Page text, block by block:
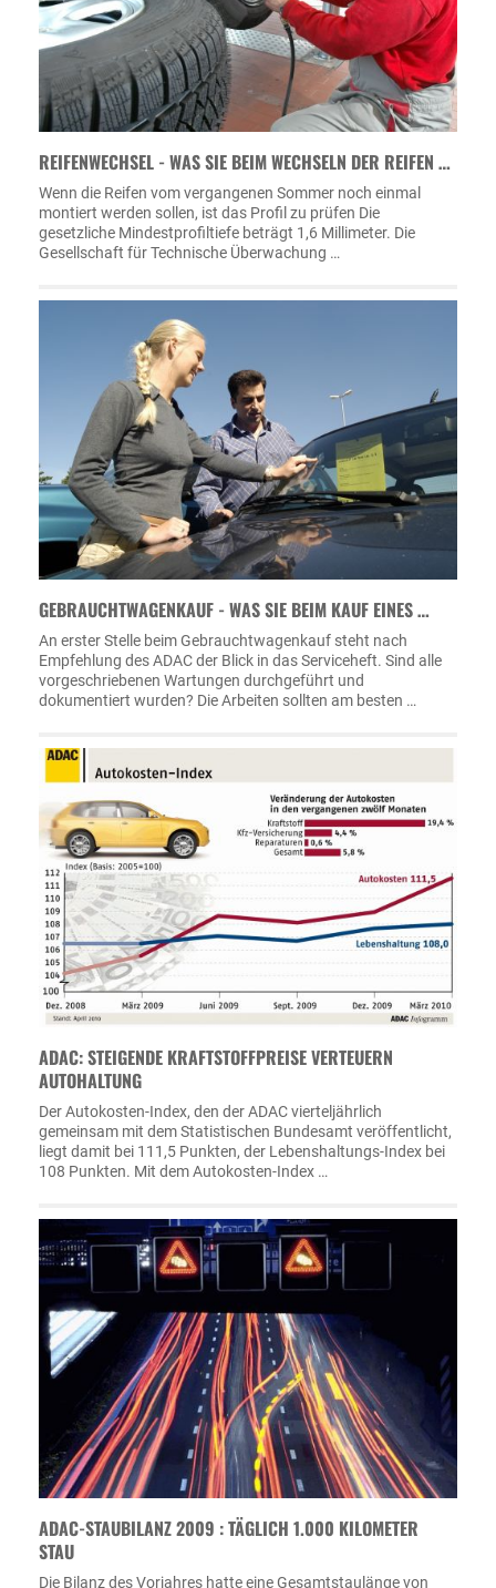
REIFENWECHSEL - WAS SIE BEIM WECHSELN DER REIFEN …
Wenn die Reifen vom vergangenen Sommer noch einmal
montiert werden sollen, ist das Profil zu prüfen Die
gesetzliche Mindestprofiltiefe beträgt 1,6 Millimeter. Die
Gesellschaft für Technische Überwachung …
GEBRAUCHTWAGENKAUF - WAS SIE BEIM KAUF EINES …
An erster Stelle beim Gebrauchtwagenkauf steht nach
Empfehlung des ADAC der Blick in das Serviceheft. Sind alle
vorgeschriebenen Wartungen durchgeführt und
dokumentiert wurden? Die Arbeiten sollten am besten …
ADAC: STEIGENDE KRAFTSTOFFPREISE VERTEUERN
AUTOHALTUNG
Der Autokosten-Index, den der ADAC vierteljährlich
gemeinsam mit dem Statistischen Bundesamt veröffentlicht,
liegt damit bei 111,5 Punkten, der Lebenshaltungs-Index bei
108 Punkten. Mit dem Autokosten-Index …
ADAC-STAUBILANZ 2009 : TÄGLICH 1.000 KILOMETER
STAU
Die Bilanz des Vorjahres hatte eine Gesamtstaulänge von